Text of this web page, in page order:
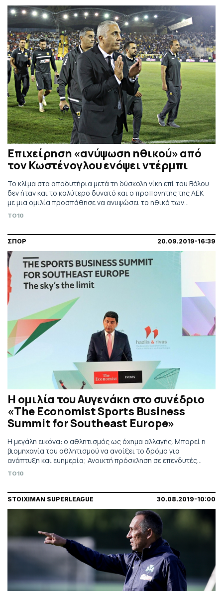
Επιχείρηση «ανύψωση ηθικού» από
τον Κωστένογλου ενόψει ντέρμπι
Το κλίμα στα αποδυτήρια μετά τη δύσκολη νίκη επί του Βόλου
δεν ήταν και το καλύτερο δυνατό και ο προπονητής της ΑΕΚ
με μια ομιλία προσπάθησε να ανυψώσει το ηθικό των
παικτών του.
TO10
ΣΠΟΡ 20.09.2019-16:39
Η ομιλία του Αυγενάκη στο συνέδριο
«The Economist Sports Business
Summit for Southeast Europe»
Η μεγάλη εικόνα: ο αθλητισμός ως όχημα αλλαγής. Μπορεί η
βιομηχανία του αθλητισμού να ανοίξει το δρόμο για
ανάπτυξη και ευημερία; Ανοικτή πρόσκληση σε επενδυτές
αθλητικών εγκαταστάσεων και αθλητικού τουρισμού.
TO10
STOIXIMAN SUPERLEAGUE 30.08.2019-10:00